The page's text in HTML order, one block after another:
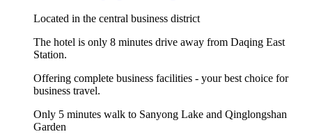
Located in the central business district
The hotel is only 8 minutes drive away from Daqing East
Station.
Offering complete business facilities - your best choice for
business travel.
Only 5 minutes walk to Sanyong Lake and Qinglongshan
Garden